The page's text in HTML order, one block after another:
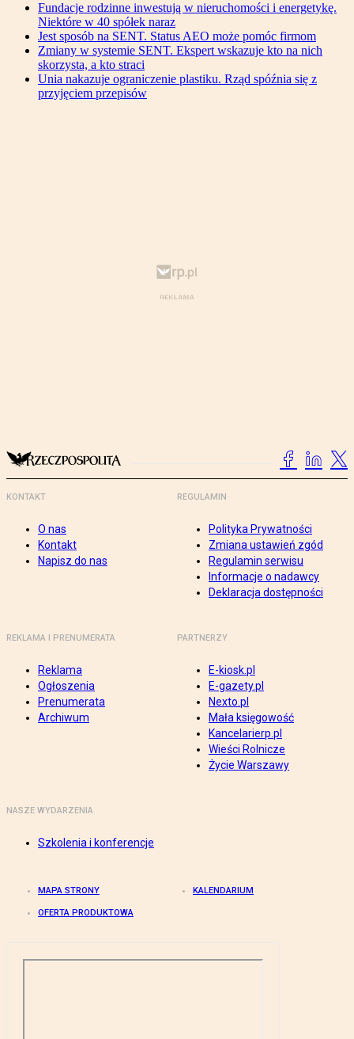
Fundacje rodzinne inwestują w nieruchomości i energetykę.
Niektóre w 40 spółek naraz
Jest sposób na SENT. Status AEO może pomóc firmom
Zmiany w systemie SENT. Ekspert wskazuje kto na nich
skorzysta, a kto straci
Unia nakazuje ograniczenie plastiku. Rząd spóźnia się z
przyjęciem przepisów
KONTAKT
O nas
Kontakt
Napisz do nas
REGULAMIN
Polityka Prywatności
Zmiana ustawień zgód
Regulamin serwisu
Informacje o nadawcy
Deklaracja dostępności
REKLAMA I PRENUMERATA
Reklama
Ogłoszenia
Prenumerata
Archiwum
PARTNERZY
E-kiosk.pl
E-gazety.pl
Nexto.pl
Mała księgowość
Kancelarierp.pl
Wieści Rolnicze
Życie Warszawy
NASZE WYDARZENIA
Szkolenia i konferencje
MAPA STRONY KALENDARIUM
OFERTA PRODUKTOWA